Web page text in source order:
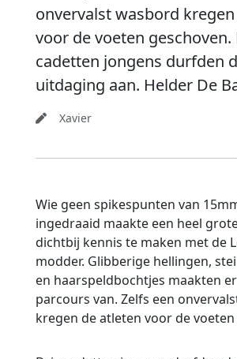
onvervalst wasbord
voor de voeten geschoven.
cadetten jongens durfden
uitdaging aan. Helder De
Xavier
Wie geen spikespunten van
ingedraaid maakte een heel
dichtbij kennis te maken met de
modder. Glibberige hellingen,
en haarspeldbochtjes maakten
parcours van. Zelfs een
kregen de atleten voor de